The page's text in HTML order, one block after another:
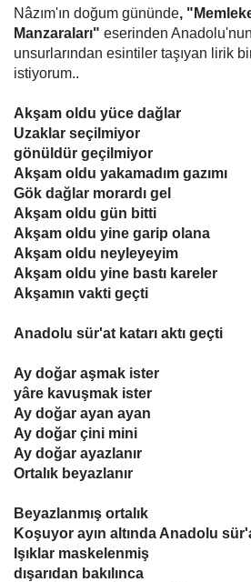
Nâzım'ın doğum gününde,
Manzaraları" eserinden
unsurlarından esintiler taşıyan lirik
istiyorum..
Akşam oldu yüce dağlar
Uzaklar seçilmiyor
gönüldür geçilmiyor
Akşam oldu yakamadım gazımı
Gök dağlar morardı gel
Akşam oldu gün bitti
Akşam oldu yine garip olana
Akşam oldu neyleyeyim
Akşam oldu yine bastı kareler
Akşamın vakti geçti
Anadolu sür'at katarı aktı geçti
Ay doğar aşmak ister
yâre kavuşmak ister
Ay doğar ayan ayan
Ay doğar çini mini
Ay doğar ayazlanır
Ortalık beyazlanır
Beyazlanmış ortalık
Koşuyor ayın altında Anadolu
Işıklar maskelenmiş
dışarıdan bakılınca